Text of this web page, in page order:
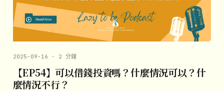
2025-09-16 · 2 分鐘
【EP54】可以借錢投資嗎？什麼情況可以？什
麼情況不行？